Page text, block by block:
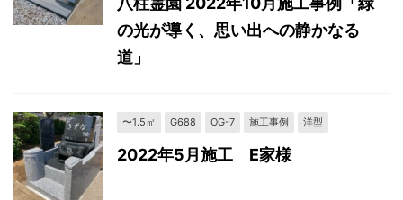
の光が導く、思い出への静かなる
道」
〜1.5㎡ G688 OG-7 施工事例 洋型
2022年5月施工 E家様